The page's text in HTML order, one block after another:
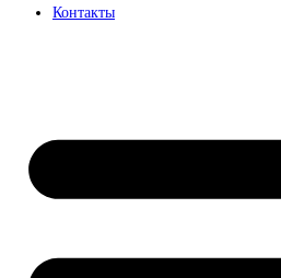
Контакты